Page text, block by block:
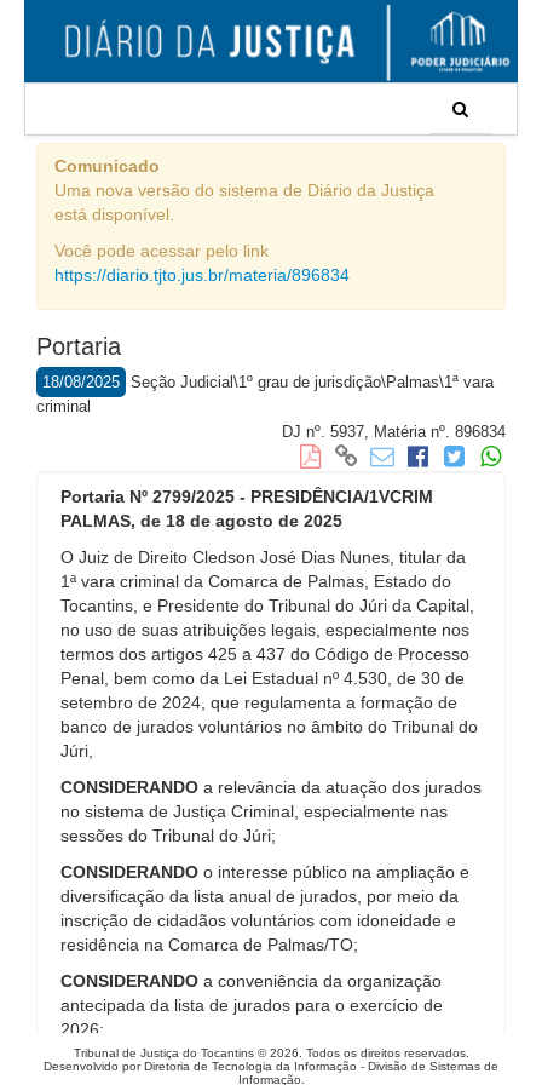
Comunicado
Uma nova versão do sistema de Diário da Justiça
está disponível.
Você pode acessar pelo link
https://diario.tjto.jus.br/materia/896834
Portaria
18/08/2025 Seção Judicial\1º grau de jurisdição\Palmas\1ª vara
criminal
DJ nº. 5937, Matéria nº. 896834
Portaria Nº 2799/2025 - PRESIDÊNCIA/1VCRIM
PALMAS, de 18 de agosto de 2025
O Juiz de Direito Cledson José Dias Nunes, titular da
1ª vara criminal da Comarca de Palmas, Estado do
Tocantins, e Presidente do Tribunal do Júri da Capital,
no uso de suas atribuições legais, especialmente nos
termos dos artigos 425 a 437 do Código de Processo
Penal, bem como da Lei Estadual nº 4.530, de 30 de
setembro de 2024, que regulamenta a formação de
banco de jurados voluntários no âmbito do Tribunal do
Júri,
CONSIDERANDO a relevância da atuação dos jurados
no sistema de Justiça Criminal, especialmente nas
sessões do Tribunal do Júri;
CONSIDERANDO o interesse público na ampliação e
diversificação da lista anual de jurados, por meio da
inscrição de cidadãos voluntários com idoneidade e
residência na Comarca de Palmas/TO;
CONSIDERANDO a conveniência da organização
antecipada da lista de jurados para o exercício de
2026;
RESOLVE:
Tribunal de Justiça do Tocantins © 2026. Todos os direitos reservados.
Desenvolvido por Diretoria de Tecnologia da Informação - Divisão de Sistemas de
Informação.